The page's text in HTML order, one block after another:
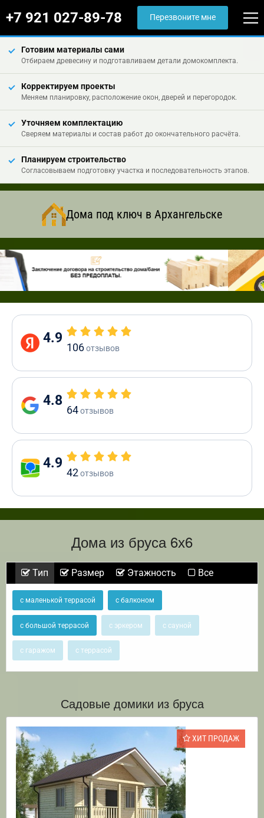
+7 921 027-89-78 Перезвоните мне
Готовим материалы сами
Отбираем древесину и подготавливаем детали домокомплекта.
Корректируем проекты
Меняем планировку, расположение окон, дверей и перегородок.
Уточняем комплектацию
Сверяем материалы и состав работ до окончательного расчёта.
Планируем строительство
Согласовываем подготовку участка и последовательность этапов.
Дома под ключ в Архангельске
4.9
106отзывов
4.8
64отзывов
4.9
42отзывов
Дома из бруса 6х6
Тип Размер Этажность Все
с маленькой террасой с балконом
с большой террасой с эркером с сауной
с гаражом с террасой
Садовые домики из бруса
ХИТ ПРОДАЖ